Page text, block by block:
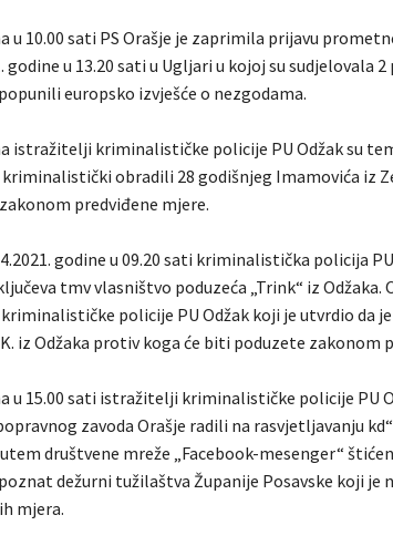
u 10.00 sati PS Orašje je zaprimila prijavu
godine u 13.20 sati u Ugljari u kojoj su sudjelovala
europsko izvješće o nezgodama.
istražitelji kriminalističke policije PU Odžak su
obradili 28 godišnjeg Imamovića iz
predviđene mjere.
godine u 09.20 sati kriminalistička policija
tmv vlasništvo poduzeća „Trink“ iz Odžaka.
policije PU Odžak koji je utvrdio da je
iz Odžaka protiv koga će biti poduzete zakonom
u 15.00 sati istražitelji kriminalističke policije PU
zavoda Orašje radili na rasvjetljavanju
društvene mreže „Facebook-mesenger“
dežurni tužilaštva Županije Posavske koji je
mjera.